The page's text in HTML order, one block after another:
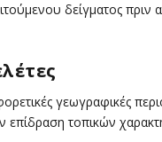
δείγματος πριν
γεωγραφικές
επίδραση τοπικών